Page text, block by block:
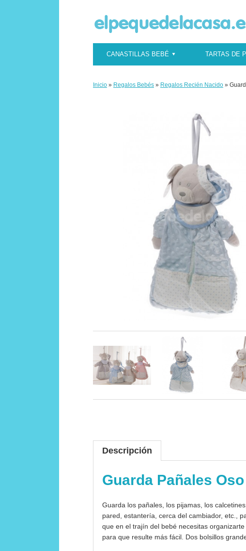
CANASTILLAS BEBÉ TARTAS DE
Inicio » Regalos Bebés » Regalos Recién Nacido »
Descripción
Guarda Pañales
Guarda los pañales, los pijamas, los
pared, estantería, cerca del cambiador, etc.,
que en el trajín del bebé necesitas
para que resulte más fácil. Dos bolsillos